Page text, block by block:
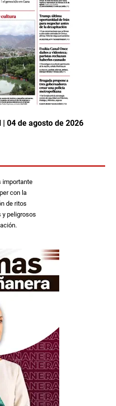
04 de agosto de 2026
importante
con la
de ritos
y peligrosos